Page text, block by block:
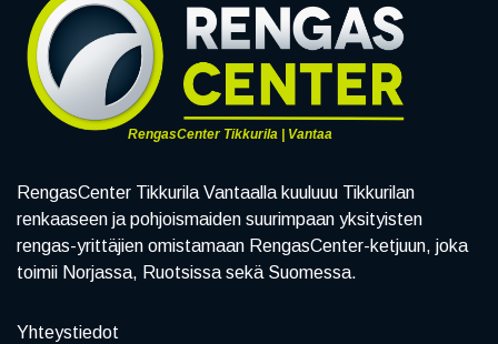
RengasCenter Tikkurila | Vantaa
RengasCenter Tikkurila Vantaalla kuuluuu Tikkurilan
renkaaseen ja pohjoismaiden suurimpaan yksityisten
rengas-yrittäjien omistamaan RengasCenter-ketjuun, joka
toimii Norjassa, Ruotsissa sekä Suomessa.
Yhteystiedot